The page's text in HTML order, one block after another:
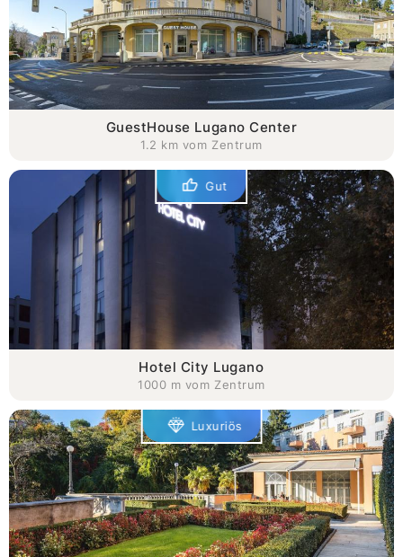
GuestHouse Lugano Center
1.2 km vom Zentrum
Hotel City Lugano
1000 m vom Zentrum
Gut
Luxuriös